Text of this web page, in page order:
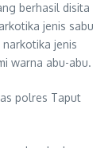
berhasil disita
jenis sabu
jenis
warna abu-abu.
polres Taput